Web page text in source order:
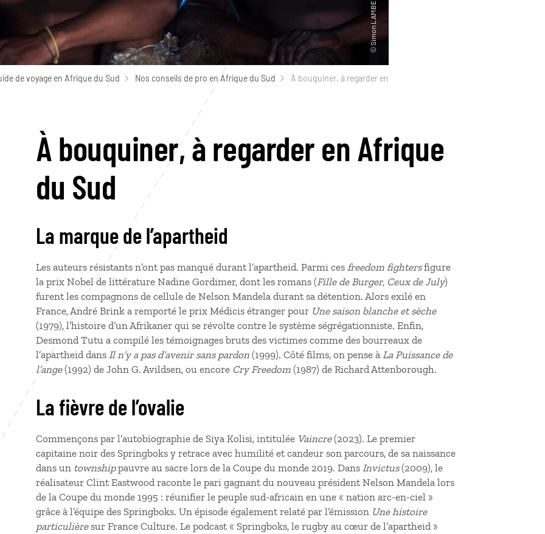
de voyage en Afrique du Sud Nos conseils de pro en Afrique du Sud À bouquiner, à regarder en
À bouquiner, à regarder en Afrique
du Sud
La marque de l’apartheid
Les auteurs résistants n’ont pas manqué durant l’apartheid. Parmi ces freedom fightersfigure
la prix Nobel de littérature Nadine Gordimer, dont les romans (Fille de Burger, Ceux de July)
furent les compagnons de cellule de Nelson Mandela durant sa détention. Alors exilé en
France, André Brink a remporté le prix Médicis étranger pour Une saison blanche et sèche
(1979), l’histoire d’un Afrikaner qui se révolte contre le système ségrégationniste. Enfin,
Desmond Tutu a compilé les témoignages bruts des victimes comme des bourreaux de
l’apartheid dans Il n’y a pas d’avenir sans pardon (1999). Côté films, on pense à La Puissance de
l’ange(1992) de John G. Avildsen, ou encore Cry Freedom (1987) de Richard Attenborough.
La fièvre de l’ovalie
Commençons par l’autobiographie de Siya Kolisi, intitulée Vaincre(2023). Le premier
capitaine noir des Springboks y retrace avec humilité et candeur son parcours, de sa naissance
dans un townshippauvre au sacre lors de la Coupe du monde 2019. Dans Invictus(2009), le
réalisateur Clint Eastwood raconte le pari gagnant du nouveau président Nelson Mandela lors
de la Coupe du monde 1995 : réunifier le peuple sud-africain en une « nation arc-en-ciel »
grâce à l’équipe des Springboks. Un épisode également relaté par l’émission Une histoire
particulièresur France Culture. Le podcast « Springboks, le rugby au cœur de l’apartheid »